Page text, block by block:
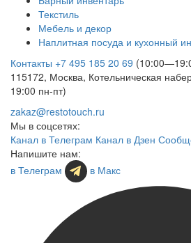
Текстиль
Мебель и декор
Наплитная посуда и кухонный
Контакты +7 495 185 20 69
115172, Москва, Котельническая
19:00 пн-пт)
zakaz@restotouch.ru
Мы в соцсетях:
Канал в Телеграм Канал в Дзен
Напишите нам:
в Телеграм
в Макс